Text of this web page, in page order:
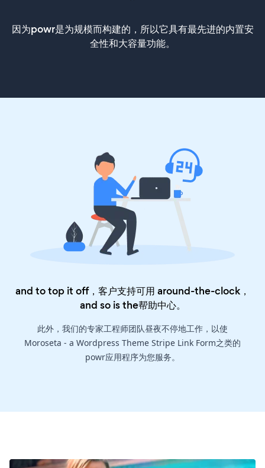
因为powr是为规模而构建的，所以它具有最先进的内置安
全性和大容量功能。
and to top it off，客户支持可用 around-the-clock，
and so is the帮助中心。
此外，我们的专家工程师团队昼夜不停地工作，以使
Moroseta - a Wordpress Theme Stripe Link Form之类的
powr应用程序为您服务。